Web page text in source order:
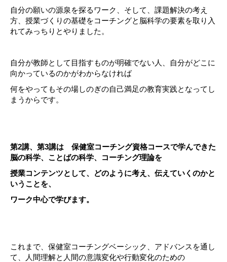
自分の願いの源泉を探るワーク、そして、課題解決の考え
方、授業づくりの基礎をコーチングと脳科学の要素を取り入
れてみっちりとやりました。
自分が教師として目指すものが明確でない人、自分がどこに
向かっているのかがわからなければ
何をやってもその場しのぎの自己満足の教育実践となってし
まうからです。
第2講、第3講は 保健室コーチング資格コースで学んできた
脳の科学、ことばの科学、コーチング理論を
授業コンテンツとして、どのように考え、伝えていくのかと
いうことを、
ワーク中心で学びます。
これまで、保健室コーチングベーシック、アドバンスを通し
て、人間理解と人間の意識変化や行動変化のための